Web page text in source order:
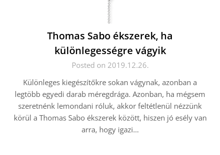
Thomas Sabo ékszerek, ha
különlegességre vágyik
Posted on 2019.12.26.
Különleges kiegészítőkre sokan vágynak, azonban a
legtöbb egyedi darab méregdrága. Azonban, ha mégsem
szeretnénk lemondani róluk, akkor feltétlenül nézzünk
körül a Thomas Sabo ékszerek között, hiszen jó esély van
arra, hogy igazi…